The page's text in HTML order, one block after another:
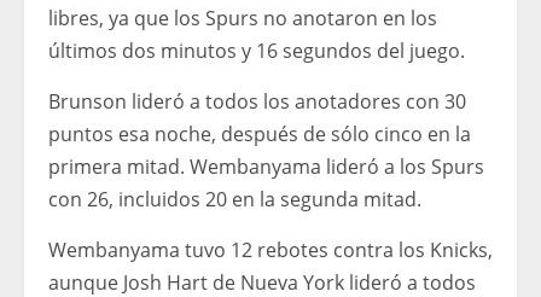
libres, ya que los Spurs no anotaron en los
últimos dos minutos y 16 segundos del juego.
Brunson lideró a todos los anotadores con 30
puntos esa noche, después de sólo cinco en la
primera mitad. Wembanyama lideró a los Spurs
con 26, incluidos 20 en la segunda mitad.
Wembanyama tuvo 12 rebotes contra los Knicks,
aunque Josh Hart de Nueva York lideró a todos